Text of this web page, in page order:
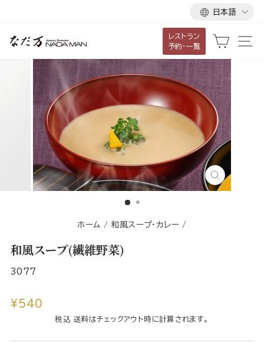
言
語
日本語
レストラン
予約・一覧
カート
閉
ホーム / 和風スープ・カレー /
和風スープ(繊維野菜)
3077
通
¥540
税込 送料はチェックアウト時に計算されます。